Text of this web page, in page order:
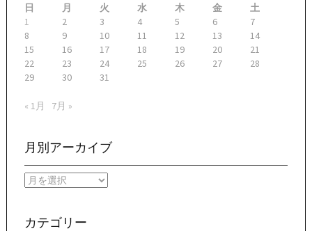
日
月 火 水 木 金
土
1
2 3 4 5 6
7
8
9 10 11 12 13
14
15
16 17 18 19 20
21
22
23 24 25 26 27
28
29
30 31
« 1月 7月 »
月別アーカイブ
月
ー
カテゴリー